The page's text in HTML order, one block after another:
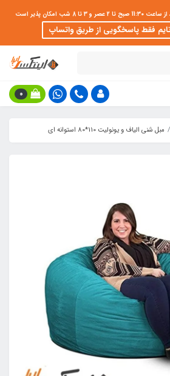
امکان پذیر است
فقط پاسخگویی از طریق واتساپ
0
مبل شنی الیاف و یونولیت 110*80 استوانه ای